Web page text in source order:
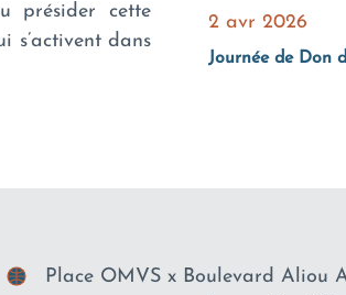
présider cette
s’activent dans
2 avr 2026
Journée de Don
Place OMVS x Boulevard Aliou